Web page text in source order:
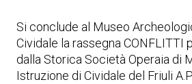
Si conclude al Museo
Cividale la rassegna CONFLITTI
dalla Storica Società Operaia di
Istruzione di Cividale del Friuli